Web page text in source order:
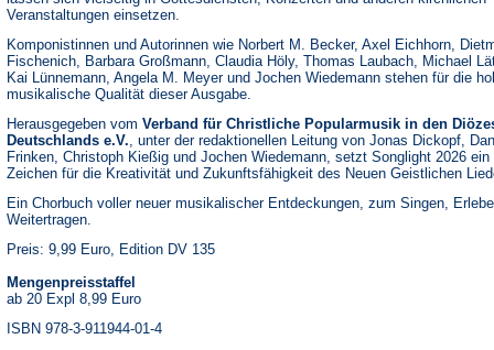
Veranstaltungen einsetzen.
Komponistinnen und Autorinnen wie Norbert M. Becker, Axel Eichhorn,
Fischenich, Barbara Großmann, Claudia Höly, Thomas Laubach, Michael
Kai Lünnemann, Angela M. Meyer und Jochen Wiedemann stehen für die
musikalische Qualität dieser Ausgabe.
Herausgegeben vom Verband für Christliche Popularmusik in den
Deutschlands e.V., unter der redaktionellen Leitung von Jonas Dickopf,
Frinken, Christoph Kießig und Jochen Wiedemann, setzt Songlight 2026
Zeichen für die Kreativität und Zukunftsfähigkeit des Neuen Geistlichen
Ein Chorbuch voller neuer musikalischer Entdeckungen, zum Singen,
Weitertragen.
Preis: 9,99 Euro, Edition DV 135
Mengenpreisstaffel
ab 20 Expl 8,99 Euro
ISBN 978-3-911944-01-4